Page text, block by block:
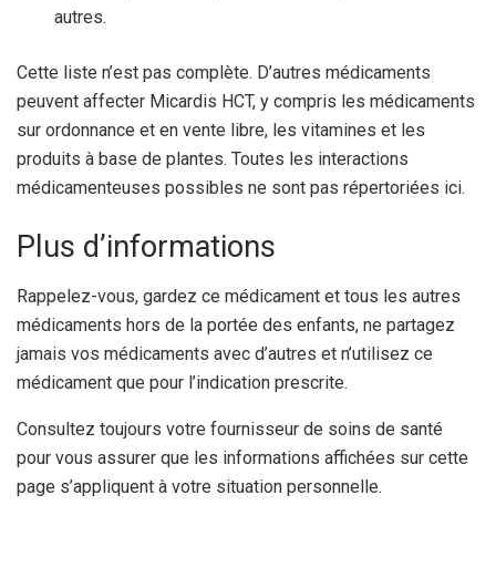
autres.
Cette liste n’est pas complète. D’autres médicaments
peuvent affecter Micardis HCT, y compris les médicaments
sur ordonnance et en vente libre, les vitamines et les
produits à base de plantes. Toutes les interactions
médicamenteuses possibles ne sont pas répertoriées ici.
Plus d’informations
Rappelez-vous, gardez ce médicament et tous les autres
médicaments hors de la portée des enfants, ne partagez
jamais vos médicaments avec d’autres et n’utilisez ce
médicament que pour l’indication prescrite.
Consultez toujours votre fournisseur de soins de santé
pour vous assurer que les informations affichées sur cette
page s’appliquent à votre situation personnelle.